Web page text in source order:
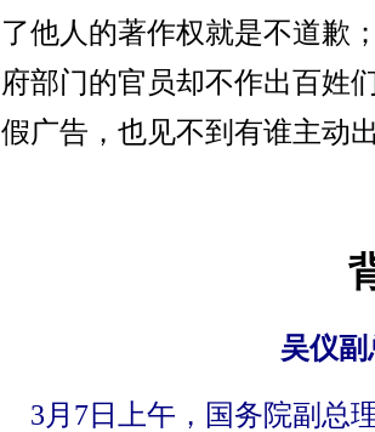
了他人的著作权就是不道歉
府部门的官员却不作出百姓
假广告，也见不到有谁主动
吴仪
3月7日上午，国务院副总